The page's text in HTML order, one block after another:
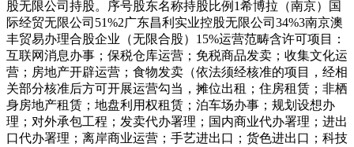
股无限公司持股。序号股东名称持股比例1希博拉（南京）国
际经贸无限公司51%2广东昌利实业控股无限公司34%3南京澳
丰贸易办理合股企业（无限合股）15%运营范畴含许可项目：
互联网消息办事；保税仓库运营；免税商品发卖；收集文化运
营；房地产开辟运营；食物发卖（依法须经核准的项目，经相
关部分核准后方可开展运营勾当，摊位出租；住房租赁；非栖
身房地产租赁；地盘利用权租赁；泊车场办事；规划设想办
理；对外承包工程；发卖代办署理；国内商业代办署理；进出
口代办署理；离岸商业运营；手艺进出口；货色进出口；科技